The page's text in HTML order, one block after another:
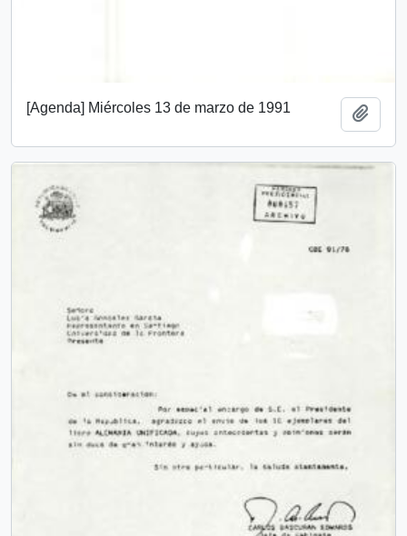
[Agenda] Miércoles 13 de marzo de 1991